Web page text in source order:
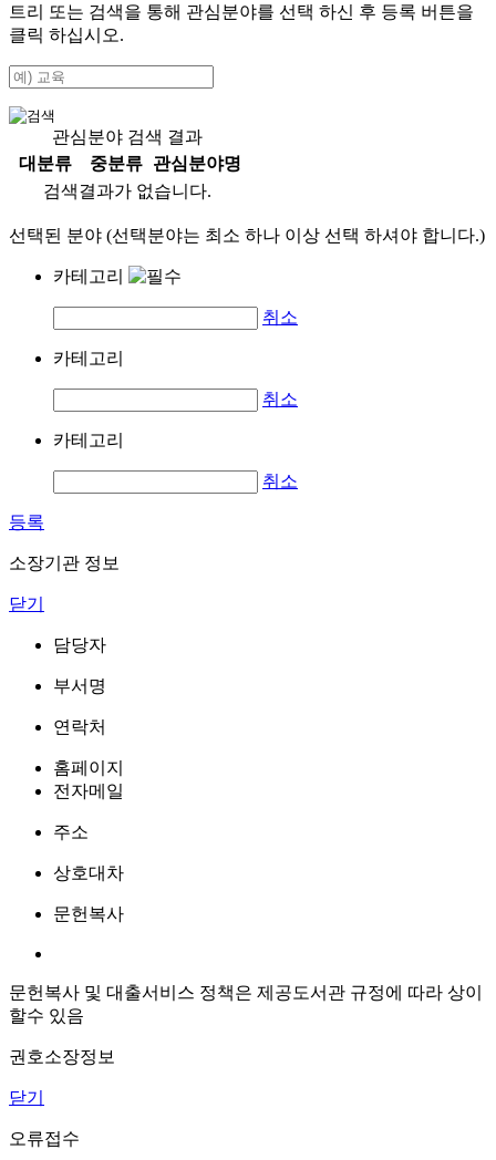
트리 또는 검색을 통해 관심분야를 선택 하신 후 등록 버튼을
클릭 하십시오.
관심분야 검색 결과
대분류
중분류
관심분야명
검색결과가 없습니다.
선택된 분야 (선택분야는 최소 하나 이상 선택 하셔야 합니다.)
카테고리
취소
카테고리
취소
카테고리
취소
등록
소장기관 정보
닫기
담당자
부서명
연락처
홈페이지
전자메일
주소
상호대차
문헌복사
문헌복사 및 대출서비스 정책은 제공도서관 규정에 따라 상이
할수 있음
권호소장정보
닫기
오류접수